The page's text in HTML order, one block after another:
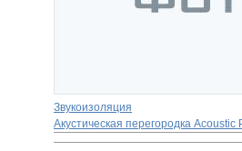
Звукоизоляция
Акустическая перегородка